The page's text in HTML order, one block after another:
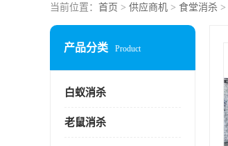
当前位置： 首页 > 供应商机 > 食堂消杀 >
产品分类 Product
白蚁消杀
老鼠消杀